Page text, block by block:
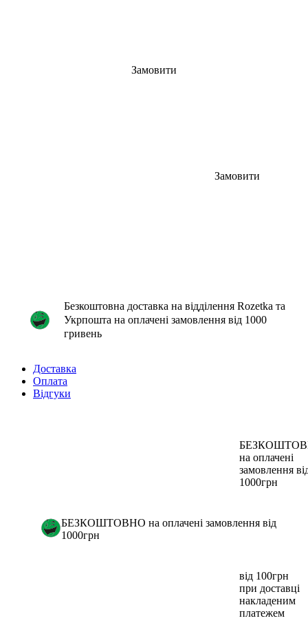
Замовити
Замовити
Безкоштовна доставка на відділення Rozetka та
Укрпошта на оплачені замовлення від 1000
гривень
Доставка
Оплата
Відгуки
на оплачені
замовлення
1000грн
БЕЗКОШТОВНО на оплачені замовлення від
1000грн
від 100грн
при доставці
накладеним
платежем